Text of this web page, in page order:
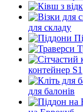
для складу
контейнер S1
для балонів